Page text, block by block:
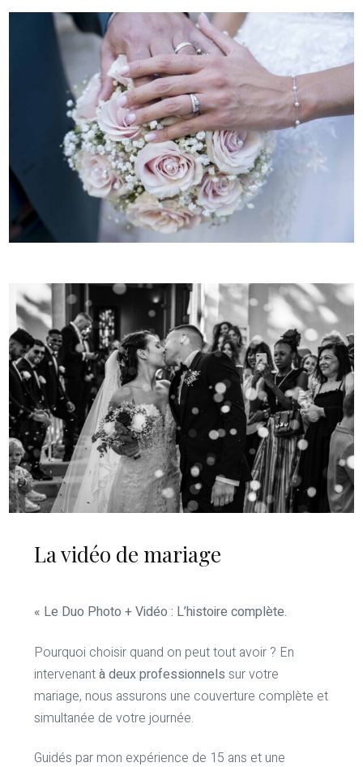
La vidéo de mariage
« Le Duo Photo + Vidéo : L’histoire complète.
Pourquoi choisir quand on peut tout avoir ? En
intervenantà deux professionnels sur votre
mariage, nous assurons une couverture complète et
simultanée de votre journée.
Guidés par mon expérience de 15 ans et une